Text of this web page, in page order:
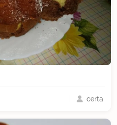
certa